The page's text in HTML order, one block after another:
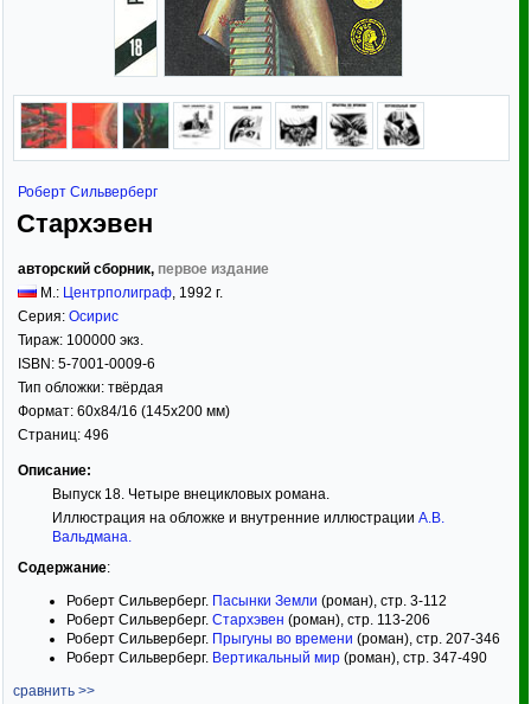
Роберт Сильверберг
Стархэвен
авторский сборник, первое издание
М.: Центрполиграф, 1992 г.
Серия: Осирис
Тираж: 100000 экз.
ISBN: 5-7001-0009-6
Тип обложки: твёрдая
Формат: 60x84/16 (145x200 мм)
Страниц: 496
Описание:
Выпуск 18. Четыре внецикловых романа.
Иллюстрация на обложке и внутренние иллюстрации А.В.
Вальдмана.
Содержание:
Роберт Сильверберг. Пасынки Земли (роман), стр. 3-112
Роберт Сильверберг. Стархэвен (роман), стр. 113-206
Роберт Сильверберг. Прыгуны во времени (роман), стр. 207-346
Роберт Сильверберг. Вертикальный мир (роман), стр. 347-490
сравнить >>